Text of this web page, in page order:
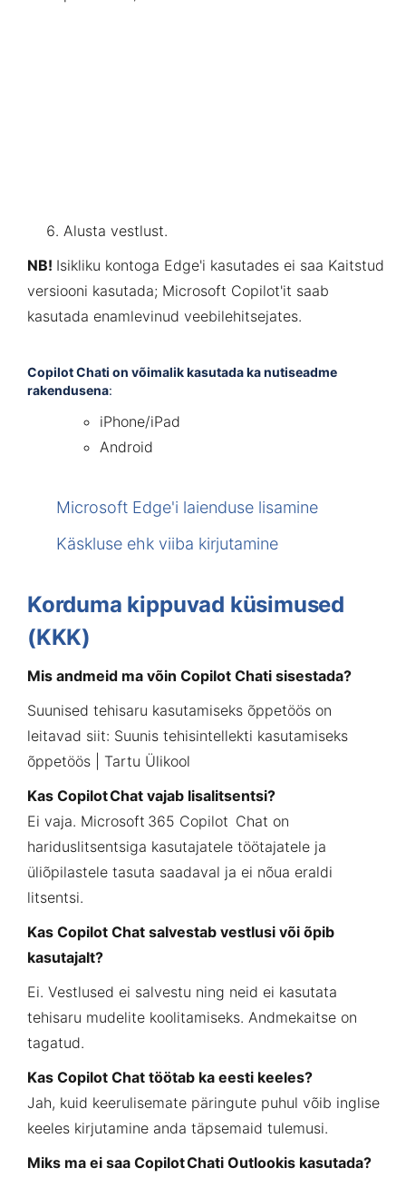
Alusta vestlust.
NB! Isikliku kontoga Edge'i kasutades ei saa Kaitstud
versiooni kasutada; Microsoft Copilot'it saab
kasutada enamlevinud veebilehitsejates.
Copilot Chati on võimalik kasutada ka nutiseadme
rakendusena:
iPhone/iPad
Android
Microsoft Edge'i laienduse lisamine
Käskluse ehk viiba kirjutamine
Korduma kippuvad küsimused
(KKK)
Mis andmeid ma võin Copilot Chati sisestada?
Suunised tehisaru kasutamiseks õppetöös on
leitavad siit: Suunis tehisintellekti kasutamiseks
õppetöös | Tartu Ülikool
Kas Copilot Chat vajab lisalitsentsi?
Ei vaja. Microsoft 365 Copilot Chat on
hariduslitsentsiga kasutajatele töötajatele ja
üliõpilastele tasuta saadaval ja ei nõua eraldi
litsentsi.
Kas Copilot Chat salvestab vestlusi või õpib
kasutajalt?
Ei. Vestlused ei salvestu ning neid ei kasutata
tehisaru mudelite koolitamiseks. Andmekaitse on
tagatud.
Kas Copilot Chat töötab ka eesti keeles?
Jah, kuid keerulisemate päringute puhul võib inglise
keeles kirjutamine anda täpsemaid tulemusi.
Miks ma ei saa Copilot Chati Outlookis kasutada?